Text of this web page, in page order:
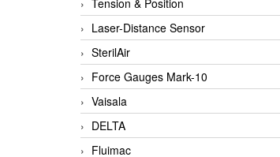
Laser-Distance Sensor
SterilAir
Force Gauges Mark-10
Vaisala
DELTA
Fluimac